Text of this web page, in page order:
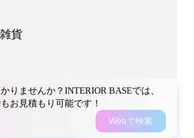
貨
りませんか？INTERIOR BASEでは、
お見積もり可能です！
Webで検索